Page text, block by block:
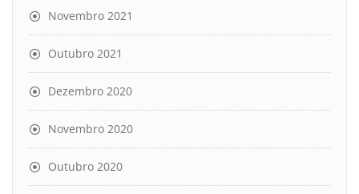
Novembro 2021
Outubro 2021
Dezembro 2020
Novembro 2020
Outubro 2020